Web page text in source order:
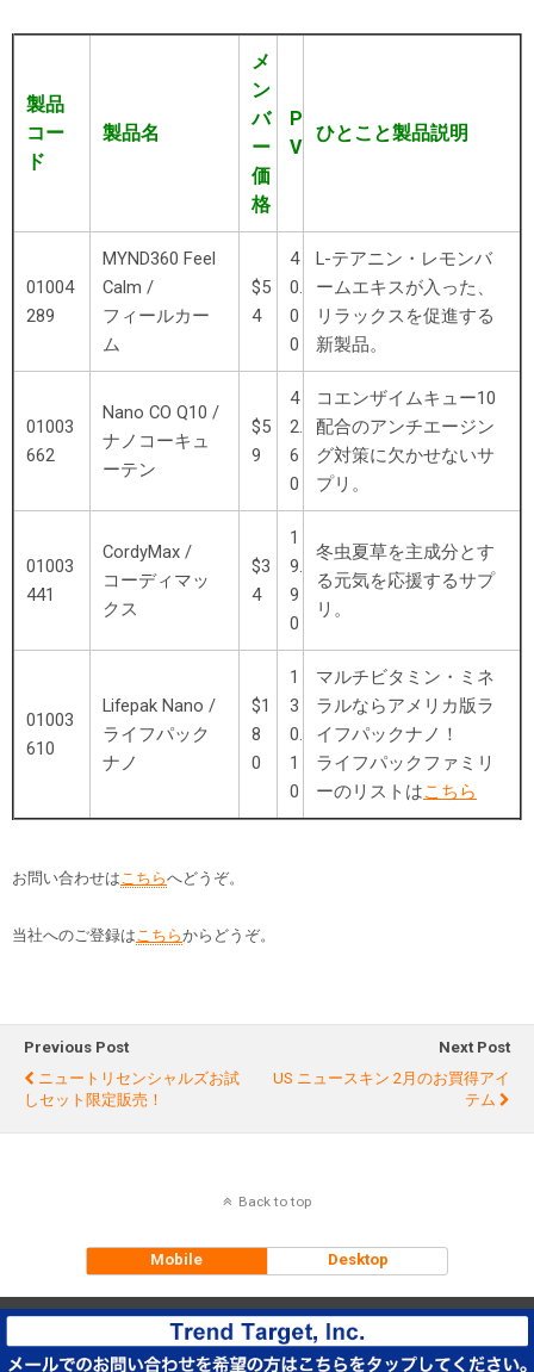
製品
コー
ド
製品名
メ
ン
バ
ー
価
格
P
V
ひとこと製品説明
01004
289
MYND360 Feel
Calm /
フィールカー
ム
$5
4
4
0.
0
0
L-テアニン・レモンバ
ームエキスが入った、
リラックスを促進する
新製品。
01003
662
Nano CO Q10 /
ナノコーキュ
ーテン
$5
9
4
2.
6
0
コエンザイムキュー10
配合のアンチエージン
グ対策に欠かせないサ
プリ。
01003
441
CordyMax /
コーディマッ
クス
$3
4
1
9.
9
0
冬虫夏草を主成分とす
る元気を応援するサプ
リ。
01003
610
Lifepak Nano /
ライフパック
ナノ
$1
8
0
1
3
0.
1
0
マルチビタミン・ミネ
ラルならアメリカ版ラ
イフパックナノ！
ライフパックファミリ
ーのリストはこちら
お問い合わせは こちらへどうぞ。
当社へのご登録は こちらからどうぞ。
Previous Post
ニュートリセンシャルズお試
しセット限定販売！
Next Post
US ニュースキン 2月のお買得アイ
テム
Back to top
Mobile Desktop